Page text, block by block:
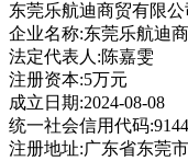
东莞乐航迪商贸有限公
企业名称:东莞乐航迪
法定代表人:陈嘉雯
注册资本:5万元
成立日期:2024-08-08
统一社会信用代码
注册地址:广东省东莞